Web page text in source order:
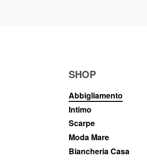
SHOP
Abbigliamento
Intimo
Scarpe
Moda Mare
Biancheria Casa